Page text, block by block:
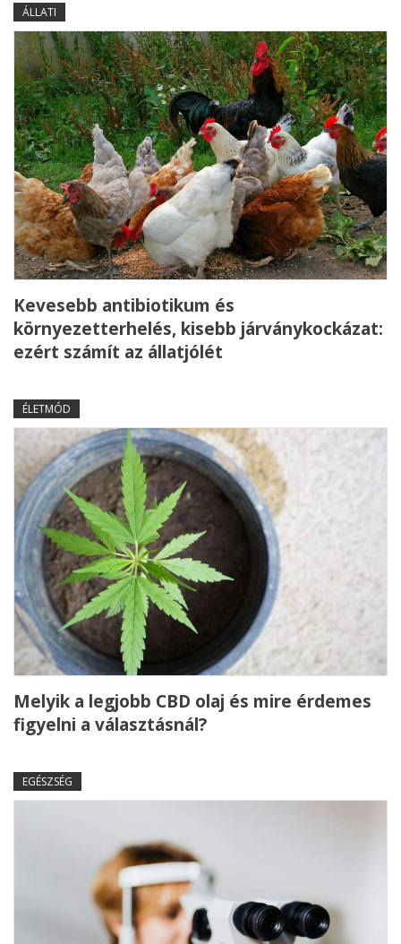
ÁLLATI
Kevesebb antibiotikum és
környezetterhelés, kisebb járványkockázat:
ezért számít az állatjólét
ÉLETMÓD
Melyik a legjobb CBD olaj és mire érdemes
figyelni a választásnál?
EGÉSZSÉG